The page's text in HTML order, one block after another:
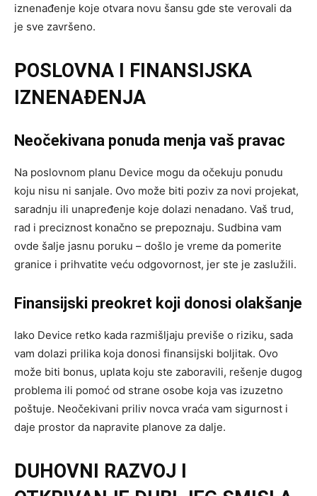
iznenađenje koje otvara novu šansu gde ste verovali da
je sve završeno.
POSLOVNA I FINANSIJSKA
IZNENAĐENJA
Neočekivana ponuda menja vaš pravac
Na poslovnom planu Device mogu da očekuju ponudu
koju nisu ni sanjale. Ovo može biti poziv za novi projekat,
saradnju ili unapređenje koje dolazi nenadano. Vaš trud,
rad i preciznost konačno se prepoznaju. Sudbina vam
ovde šalje jasnu poruku – došlo je vreme da pomerite
granice i prihvatite veću odgovornost, jer ste je zaslužili.
Finansijski preokret koji donosi olakšanje
Iako Device retko kada razmišljaju previše o riziku, sada
vam dolazi prilika koja donosi finansijski boljitak. Ovo
može biti bonus, uplata koju ste zaboravili, rešenje dugog
problema ili pomoć od strane osobe koja vas izuzetno
poštuje. Neočekivani priliv novca vraća vam sigurnost i
daje prostor da napravite planove za dalje.
DUHOVNI RAZVOJ I